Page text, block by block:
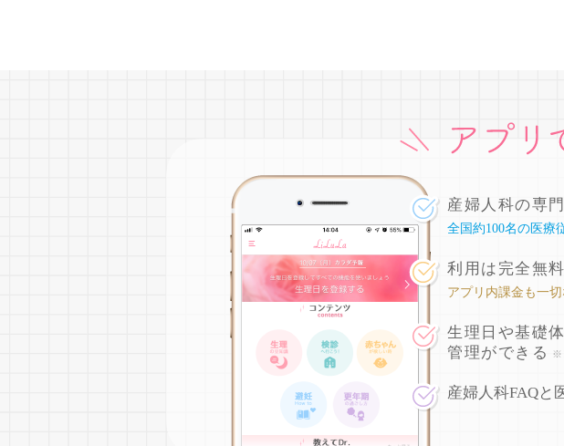
産婦人科の専
全国約100名の医療
利用は完全無料
アプリ内課金も一切
生理日や基礎
管理ができる
産婦人科FAQと